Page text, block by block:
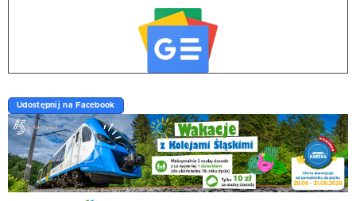
Udostępnij na Facebook